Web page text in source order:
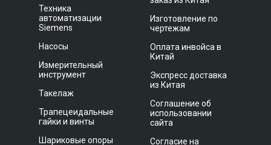
Техника
автоматизации
Siemens
Насосы
Измерительный
инструмент
Такелаж
Трапецеидальные
гайки и винты
Шариковые опоры
Изготовление по
чертежам
Оплата инвойса в
Китай
Экспресс доставка
из Китая
Соглашение об
использовании
сайта
Согласие на